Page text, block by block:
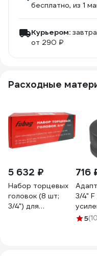
бесплатно, из 1
Курьером:
от 290 ₽
Расходные
5 632 ₽
Набор торцевых
головок (8 шт;
3/4") для
716
3/4" F
5